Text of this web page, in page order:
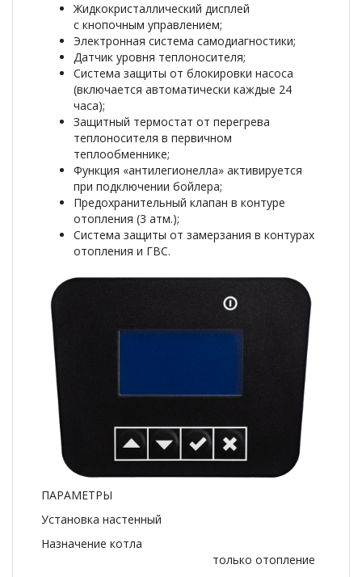
Жидкокристаллический дисплей
с кнопочным управлением;
Электронная система самодиагностики;
Датчик уровня теплоносителя;
Система защиты от блокировки насоса
(включается автоматически каждые 24
часа);
Защитный термостат от перегрева
теплоносителя в первичном
теплообменнике;
Функция «антилегионелла» активируется
при подключении бойлера;
Предохранительный клапан в контуре
отопления (3 атм.);
Система защиты от замерзания в контурах
отопления и ГВС.
ПАРАМЕТРЫ
Установка настенный
Назначение котла
только отопление